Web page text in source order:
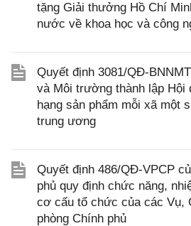
tặng Giải thưởng Hồ Chí
nước về khoa học và công
Quyết định 3081/QĐ-
và Môi trường thành lập Hội
hạng sản phẩm mỗi xã một
trung ương
Quyết định 486/QĐ-VPCP
phủ quy định chức năng,
cơ cấu tổ chức của các Vụ,
phòng Chính phủ